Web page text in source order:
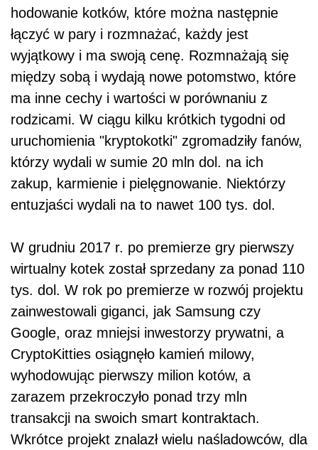
hodowanie kotków, które można następnie
łączyć w pary i rozmnażać, każdy jest
wyjątkowy i ma swoją cenę. Rozmnażają się
między sobą i wydają nowe potomstwo, które
ma inne cechy i wartości w porównaniu z
rodzicami. W ciągu kilku krótkich tygodni od
uruchomienia "kryptokotki" zgromadziły fanów,
którzy wydali w sumie 20 mln dol. na ich
zakup, karmienie i pielęgnowanie. Niektórzy
entuzjaści wydali na to nawet 100 tys. dol.
W grudniu 2017 r. po premierze gry pierwszy
wirtualny kotek został sprzedany za ponad 110
tys. dol. W rok po premierze w rozwój projektu
zainwestowali giganci, jak Samsung czy
Google, oraz mniejsi inwestorzy prywatni, a
CryptoKitties osiągnęło kamień milowy,
wyhodowując pierwszy milion kotów, a
zarazem przekroczyło ponad trzy mln
transakcji na swoich smart kontraktach.
Wkrótce projekt znalazł wielu naśladowców, dla